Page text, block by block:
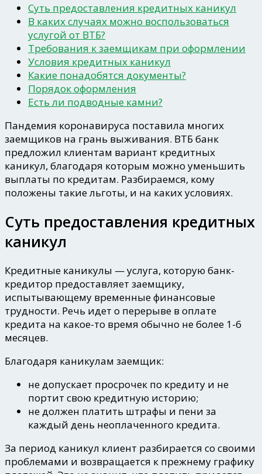
Суть предоставления кредитных каникул
В каких случаях можно воспользоваться
услугой от ВТБ?
Требования к заемщикам при оформлении
Условия кредитных каникул
Какие понадобятся документы?
Порядок оформления
Есть ли подводные камни?
Пандемия коронавируса поставила многих
заемщиков на грань выживания. ВТБ банк
предложил клиентам вариант кредитных
каникул, благодаря которым можно уменьшить
выплаты по кредитам. Разбираемся, кому
положены такие льготы, и на каких условиях.
Суть предоставления кредитных
каникул
Кредитные каникулы — услуга, которую банк-
кредитор предоставляет заемщику,
испытывающему временные финансовые
трудности. Речь идет о перерыве в оплате
кредита на какое-то время обычно не более 1-6
месяцев.
Благодаря каникулам заемщик:
не допускает просрочек по кредиту и не
портит свою кредитную историю;
не должен платить штрафы и пени за
каждый день неоплаченного кредита.
За период каникул клиент разбирается со своими
проблемами и возвращается к прежнему графику